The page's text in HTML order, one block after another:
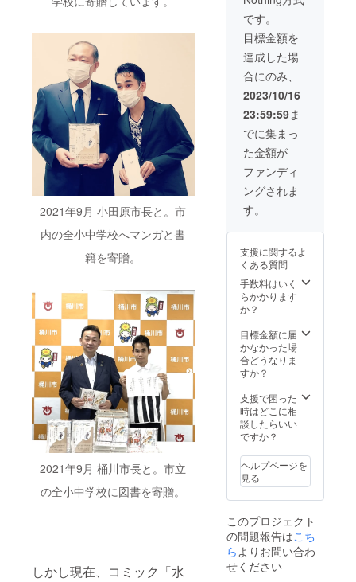
2021年9月 小田原市長と。市
内の全小中学校へマンガと書
籍を寄贈。
2021年9月 桶川市長と。市立
の全小中学校に図書を寄贈。
しかし現在、コミック「水
www.sh
ikimach
imizuki-
violin.c
om/ 特
典④：
式町水
晶の公
式
YouTub
eの動画
のスポ
ンサー
（企業
掲載い
たしま
す。
（2023
年12
2024年
12月ま
での1年
間）
www.yo
utube.c
om/@s
hikimac
i 特典
⑤：
（ご希
望に応
演奏・
講演会
当日に
「あな
たから
リター
ン実施
期間に
ついて
はクラ
ウド
ファン
ディン
グ終了
後から
順に
メール
にてご
程の調
せてい
ただき
ます。
※演奏会
の交通
途（神
奈川県
小田原
市から
での実
費を別
途必要
になり
セット
を寄贈
させて
いただ
きま
す。 特
典②：
演奏・
講演会
を実施
する学
校にコ
ミック
セット
させて
いただ
きま
す。 特
典③：
晶の公
式HPの
スポン
サー一
名前
（企業
の場合
はURL
も）を
掲載い
たしま
す。
年12月
までの1
年間）
https://
www.sh
うとす
る心、
相手に
寄り添
う心」
を育み
ます。
会場入
り・リ
ハーサ
ル・本
番を含
め、5時
能で
典①：
コミッ
ク１〜
４巻１
セット
させて
いただ
きま
す。 特
演奏・
講演会
を実施
する学
ミック
１〜４
巻１
セット
させて
いただ
きま
す。 特
典③：
です。
目標金額を
達成した場
合にのみ、
2023/10/16
23:59:59ま
でに集まっ
た金額が
ファンディ
ングされま
す。
支援に関するよ
くある質問
手数料はいく
らかかります
か？
目標金額に届
かなかった場
合どうなりま
すか？
支援で困った
時はどこに相
談したらいい
ですか？
ヘルプページを
見る
このプロジェクト
の問題報告はこち
ら よりお問い合わ
せください